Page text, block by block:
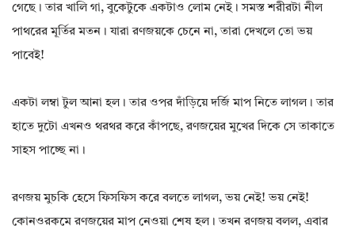
গেছে। তার খালি গা, বুকেটুকে একটাও লোম নেই। সমস্ত শরীরটা নীল
পাথরের মূর্তির মতন। যারা রণজয়কে চেনে না, তারা দেখলে তো ভয়
পাবেই!
একটা লম্বা টুল আনা হল। তার ওপর দাঁড়িয়ে দর্জি মাপ নিতে লাগল। তার
হাতে দুটো এখনও থরথর করে কাঁপছে, রণজয়ের মুখের দিকে সে তাকাতে
সাহস পাচ্ছে না।
রণজয় মুচকি হেসে ফিসফিস করে বলতে লাগল, ভয় নেই! ভয় নেই!
কোনওরকমে রণজয়ের মাপ নেওয়া শেষ হল। তখন রণজয় বলল, এবার